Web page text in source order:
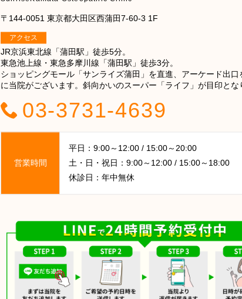
〒144-0051 東京都大田区西蒲田7-60-3 1F
アクセス
JR京浜東北線「蒲田駅」徒歩5分。
東急池上線・東急多摩川線「蒲田駅」徒歩3分。
ショッピングモール「サンライズ蒲田」を直進、アーケード出口
に当院がございます。斜向かいのスーパー「ライフ」が目印とな
03-3731-4639
営業時間
平日：9:00～12:00 / 15:00～20:00
土・日・祝日：9:00～12:00 / 15:00～18:00
休診日：年中無休